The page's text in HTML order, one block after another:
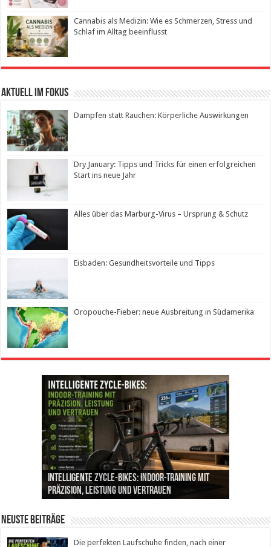
Cannabis als Medizin: Wie es Schmerzen, Stress und
Schlaf im Alltag beeinflusst
Aktuell im Fokus
Dampfen statt Rauchen: Körperliche Auswirkungen
Dry January: Tipps und Tricks für einen erfolgreichen
Start ins neue Jahr
Alles über das Marburg-Virus – Ursprung & Schutz
Eisbaden: Gesundheitsvorteile und Tipps
Oropouche-Fieber: neue Ausbreitung in Südamerika
Die perfekten Laufschuhe finden, nach einer
umfassenden Laufanalyse
Intelligente ZYCLE-Bikes: Indoor-Training mit
Präzision, Leistung und Vertrauen
Insemination (IUI): Ablauf, Erfolgschancen und
Kosten im Überblick
Cannabis als Medizin: Wie es Schmerzen, Stress
und Schlaf im Alltag beeinflusst
Leben mit Inkontinenz: Tipps für mehr
Sicherheit im Alltag
Neuste Beiträge
Die perfekten Laufschuhe finden, nach einer